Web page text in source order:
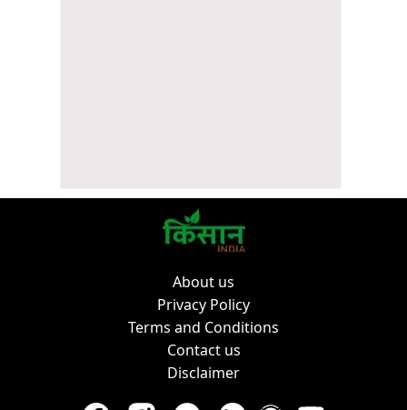
About us
Privacy Policy
Terms and Conditions
Contact us
Disclaimer